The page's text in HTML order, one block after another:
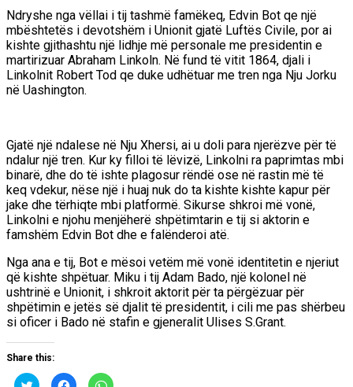
Ndryshe nga vëllai i tij tashmë famëkeq, Edvin Bot qe një
mbështetës i devotshëm i Unionit gjatë Luftës Civile, por ai
kishte gjithashtu një lidhje më personale me presidentin e
martirizuar Abraham Linkoln. Në fund të vitit 1864, djali i
Linkolnit Robert Tod qe duke udhëtuar me tren nga Nju Jorku
në Uashington.
Gjatë një ndalese në Nju Xhersi, ai u doli para njerëzve për të
ndalur një tren. Kur ky filloi të lëvizë, Linkolni ra paprimtas mbi
binarë, dhe do të ishte plagosur rëndë ose në rastin më të
keq vdekur, nëse një i huaj nuk do ta kishte kishte kapur për
jake dhe tërhiqte mbi platformë. Sikurse shkroi më vonë,
Linkolni e njohu menjëherë shpëtimtarin e tij si aktorin e
famshëm Edvin Bot dhe e falënderoi atë.
Nga ana e tij, Bot e mësoi vetëm më vonë identitetin e njeriut
që kishte shpëtuar. Miku i tij Adam Bado, një kolonel në
ushtrinë e Unionit, i shkroit aktorit për ta përgëzuar për
shpëtimin e jetës së djalit të presidentit, i cili me pas shërbeu
si oficer i Bado në stafin e gjeneralit Ulises S.Grant.
Share this:
Click Click Click